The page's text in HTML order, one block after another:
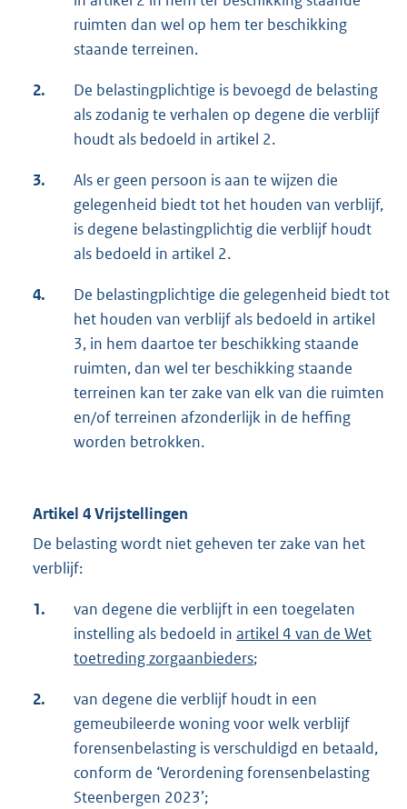
ruimten dan wel op hem ter beschikking
staande terreinen.
2.
De belastingplichtige is bevoegd de belasting
als zodanig te verhalen op degene die verblijf
houdt als bedoeld in artikel 2.
3.
Als er geen persoon is aan te wijzen die
gelegenheid biedt tot het houden van verblijf,
is degene belastingplichtig die verblijf houdt
als bedoeld in artikel 2.
4.
De belastingplichtige die gelegenheid biedt tot
het houden van verblijf als bedoeld in artikel
3, in hem daartoe ter beschikking staande
ruimten, dan wel ter beschikking staande
terreinen kan ter zake van elk van die ruimten
en/of terreinen afzonderlijk in de heffing
worden betrokken.
Artikel 4 Vrijstellingen
De belasting wordt niet geheven ter zake van het
verblijf:
1.
van degene die verblijft in een toegelaten
instelling als bedoeld in artikel 4 van de Wet
toetreding zorgaanbieders;
2.
van degene die verblijf houdt in een
gemeubileerde woning voor welk verblijf
forensenbelasting is verschuldigd en betaald,
conform de ‘Verordening forensenbelasting
Steenbergen 2023’;